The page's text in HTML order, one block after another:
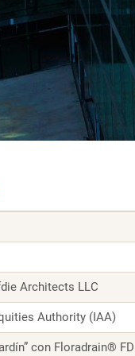
Architects LLC
Authority (IAA)
con Floradrain® FD